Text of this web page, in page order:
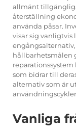
allmänt
återställning
använda påsar.
visar sig vanligtvis
hållbarhetsmålen
som bidrar till
alternativ som är
Vanliga